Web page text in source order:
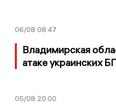
06/08 08:47
Владимирская
атаке украинских
05/08 20:00